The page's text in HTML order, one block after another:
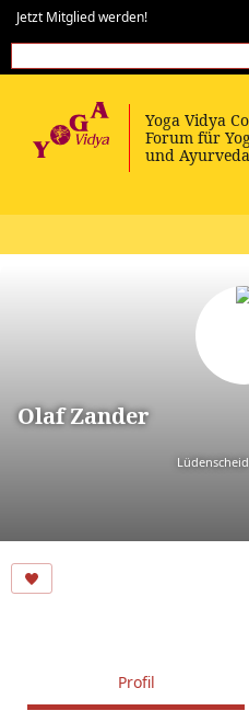
Jetzt Mitglied werden!
Olaf Zander
Lüdenscheid
Profil